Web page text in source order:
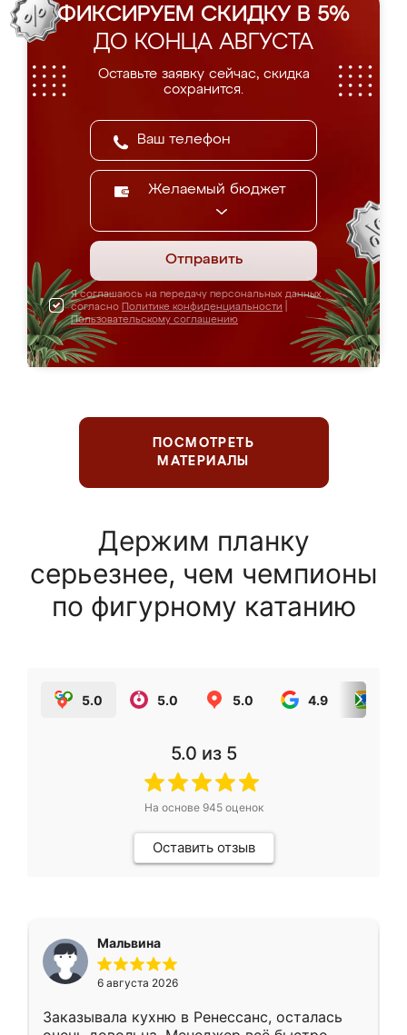
ФИКСИРУЕМ СКИДКУ В 5%
ДО КОНЦА АВГУСТА
Оставьте заявку сейчас, скидка
сохранится.
Желаемый бюджет
Отправить
Я соглашаюсь на передачу персональных данных
согласно Политике конфиденциальности
Пользовательскому соглашению
ПОСМОТРЕТЬ
МАТЕРИАЛЫ
Держим планку
серьезнее, чем чемпионы
по фигурному катанию
5.0 5.0 5.0 4.9
5.0 из 5
На основе 945оценок
Оставить отзыв
Мальвина
6 августа 2026
Заказывала кухню в Ренессанс, осталась